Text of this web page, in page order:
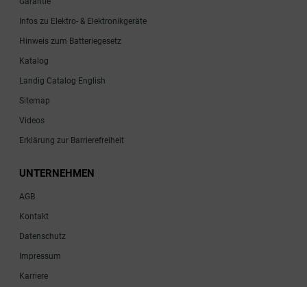
Infos zu Elektro- & Elektronikgeräte
Hinweis zum Batteriegesetz
Katalog
Landig Catalog English
Sitemap
Videos
Erklärung zur Barrierefreiheit
UNTERNEHMEN
AGB
Kontakt
Datenschutz
Impressum
Karriere